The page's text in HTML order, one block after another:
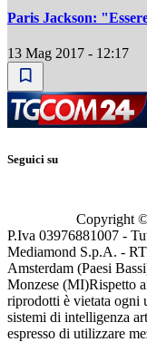
Paris Jackson:
13 Mag 2017 - 12:17
Seguici su
Copyright
P.Iva 03976881007 -
Mediamond S.p.A. -
Amsterdam (Paesi
Monzese (MI)Rispetto
riprodotti è vietata ogni
sistemi di intelligenza
espresso di utilizzare